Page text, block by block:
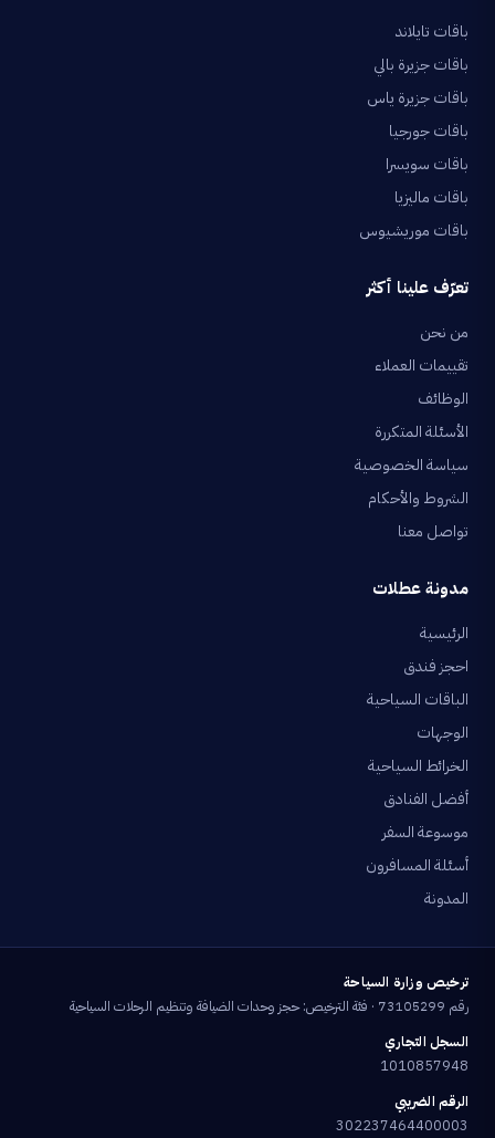
باقات تايلاند
باقات جزيرة بالي
باقات جزيرة ياس
باقات جورجيا
باقات سويسرا
باقات ماليزيا
باقات موريشيوس
تعرّف علينا أكثر
من نحن
تقييمات العملاء
الوظائف
الأسئلة المتكررة
سياسة الخصوصية
الشروط والأحكام
تواصل معنا
مدونة عطلات
الرئيسية
احجز فندق
الباقات السياحية
الوجهات
الخرائط السياحية
أفضل الفنادق
موسوعة السفر
أسئلة المسافرون
المدونة
ترخيص وزارة السياحة
رقم 73105299 · فئة الترخيص: حجز وحدات الضيافة وتنظيم الرحلات السياحية
السجل التجاري
1010857948
الرقم الضريبي
302237464400003